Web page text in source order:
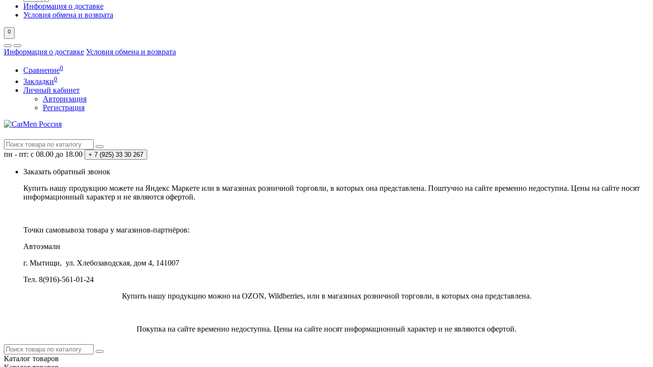
Информация о доставке
Условия обмена и возврата
0
Информация о доставке Условия обмена и возврата
Сравнение0
Закладки0
Личный кабинет
Авторизация
Регистрация
пн - пт: с 08.00 до 18.00 + 7 (925) 33 30 267
Заказать обратный звонок
Купить нашу продукцию можете на Яндекс Маркете или в магазинах розничной торговли, в которых она представлена. Поштучно на сайте временно недоступна. Цены на сайте носят
информационный характер и не являются офертой.
Точки самовывоза товара у магазинов-партнёров:
Автоэмали
г. Мытищи, ул. Хлебозаводская, дом 4, 141007
Тел. 8(916)-561-01-24
Купить нашу продукцию можно на OZON, Wildberries, или в магазинах розничной торговли, в которых она представлена.
Покупка на сайте временно недоступна. Цены на сайте носят информационный характер и не являются офертой.
Каталог товаров